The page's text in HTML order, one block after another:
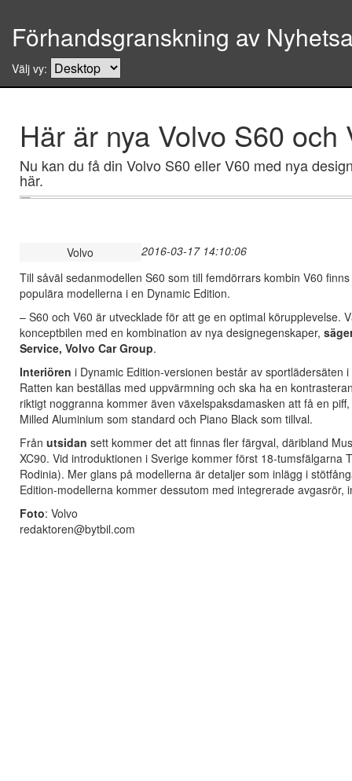
Förhandsgranskning av
Välj vy:
Här är nya Volvo S60
Nu kan du få din Volvo S60 eller V60 med nya
här.
2016-03-17 14:10:06
Volvo
Till såväl sedanmodellen S60 som till femdörrars kombin V60
populära modellerna i en Dynamic Edition.
– S60 och V60 är utvecklade för att ge en optimal körupplevelse.
konceptbilen med en kombination av nya designegenskaper,
Service, Volvo Car Group.
Interiören i Dynamic Edition-versionen består av
Ratten kan beställas med uppvärmning och ska ha en
riktigt noggranna kommer även växelspaksdamasken att få en
Milled Aluminium som standard och Piano Black som tillval.
Från utsidan sett kommer det att finnas fler färgval, däribland
XC90. Vid introduktionen i Sverige kommer först 18-
Rodinia). Mer glans på modellerna är detaljer som inlägg i
Edition-modellerna kommer dessutom med integrerade
Foto: Volvo
redaktoren@bytbil.com